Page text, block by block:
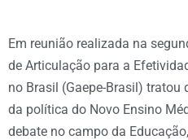
Em reunião realizada na
de Articulação para a
no Brasil (Gaepe-Brasil) tratou
da política do Novo Ensino
debate no campo da